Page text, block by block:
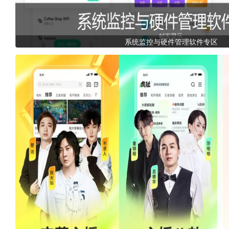
系统监控与硬件管理软件专区